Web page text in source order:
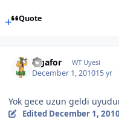
Quote
Ligafor WT Uyesi
December 1, 201015 yr
Yok gece uzun geldi
Edited December 1, 2010